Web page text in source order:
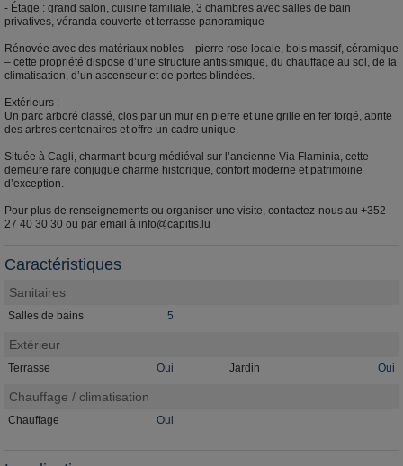
- Étage : grand salon, cuisine familiale, 3 chambres avec salles de bain
privatives, véranda couverte et terrasse panoramique
Rénovée avec des matériaux nobles – pierre rose locale, bois massif, céramique
– cette propriété dispose d’une structure antisismique, du chauffage au sol, de la
climatisation, d’un ascenseur et de portes blindées.
Extérieurs :
Un parc arboré classé, clos par un mur en pierre et une grille en fer forgé, abrite
des arbres centenaires et offre un cadre unique.
Située à Cagli, charmant bourg médiéval sur l’ancienne Via Flaminia, cette
demeure rare conjugue charme historique, confort moderne et patrimoine
d’exception.
Pour plus de renseignements ou organiser une visite, contactez-nous au +352
27 40 30 30 ou par email à info@capitis.lu
Caractéristiques
Sanitaires
Salles de bains 5
Extérieur
Terrasse Oui Jardin Oui
Chauffage / climatisation
Chauffage Oui